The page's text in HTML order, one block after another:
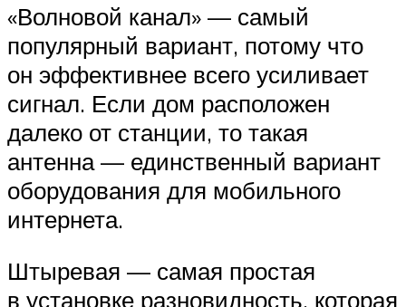
«Волновой канал» — самый
популярный вариант, потому что
он эффективнее всего усиливает
сигнал. Если дом расположен
далеко от станции, то такая
антенна — единственный вариант
оборудования для мобильного
интернета.
Штыревая — самая простая
в установке разновидность, которая